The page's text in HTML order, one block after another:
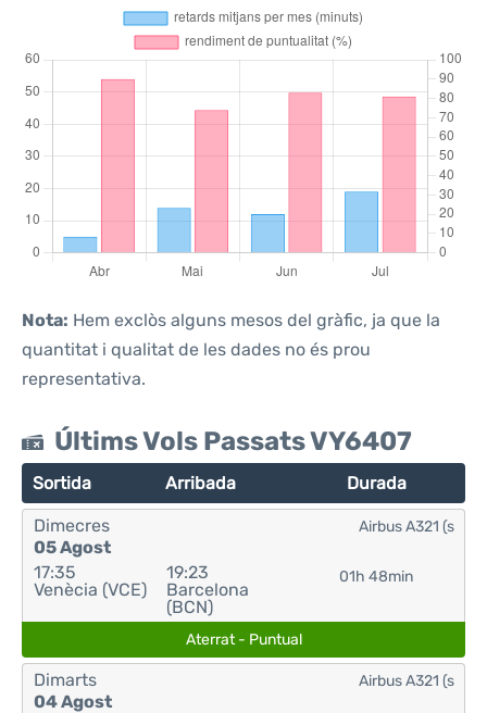
Nota: Hem exclòs alguns mesos del gràfic, ja que la
quantitat i qualitat de les dades no és prou
representativa.
Últims Vols Passats VY6407
Sortida Arribada Durada
Dimecres
05 Agost
17:35
Venècia (VCE)
19:23
Barcelona
(BCN)
01h 48min
Airbus A321 (s
Aterrat - Puntual
Dimarts
04 Agost
Airbus A321 (s